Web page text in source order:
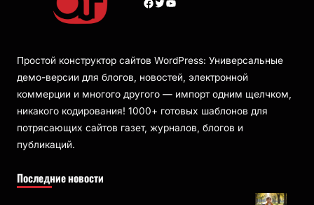
Простой конструктор сайтов WordPress: Универсальные
демо-версии для блогов, новостей, электронной
коммерции и многого другого — импорт одним щелчком,
никакого кодирования! 1000+ готовых шаблонов для
потрясающих сайтов газет, журналов, блогов и
публикаций.
Последние новости